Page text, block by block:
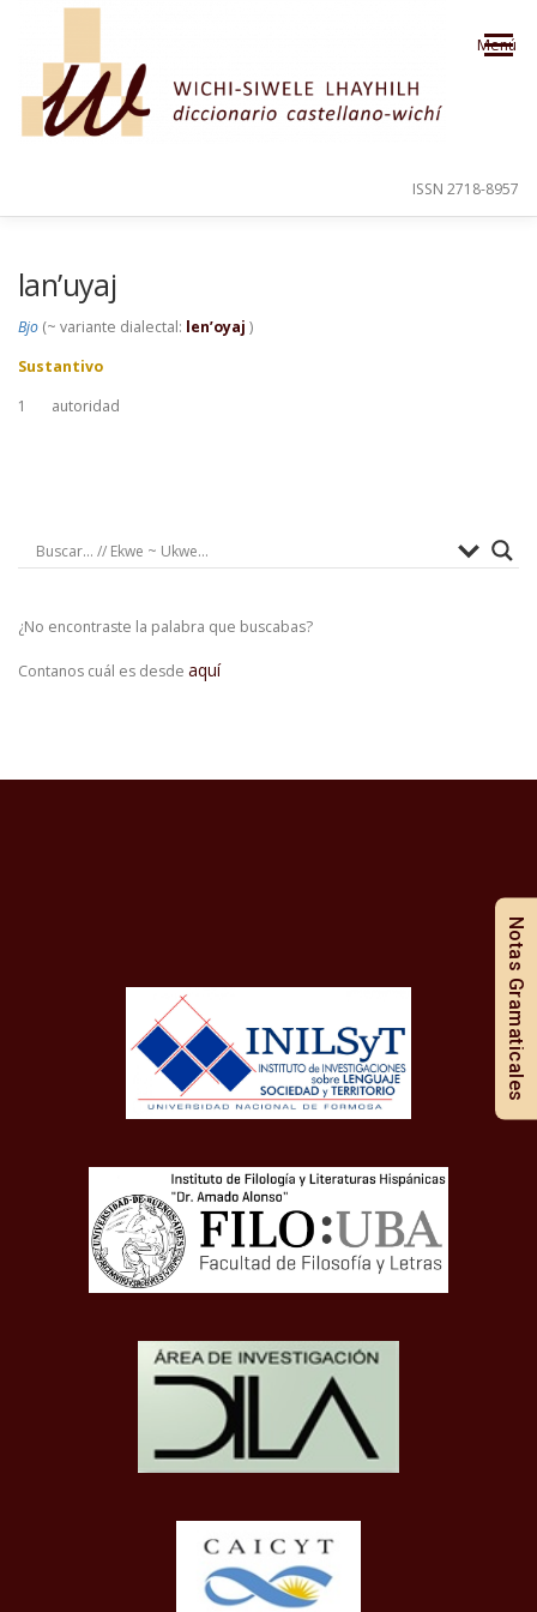
Saltar al contenido
Menú
ISSN 2718-8957
lan’uyaj
Bjo (~ variante dialectal: len’oyaj )
Sustantivo
1
autoridad
¿No encontraste la palabra que buscabas?
Contanos cuál es desde aquí
Notas Gramaticales